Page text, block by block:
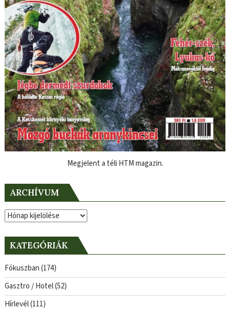
Megjelent a téli HTM magazin.
ARCHÍVUM
Archívum
KATEGÓRIÁK
Fókuszban(174)
Gasztro / Hotel(52)
Hírlevél(111)